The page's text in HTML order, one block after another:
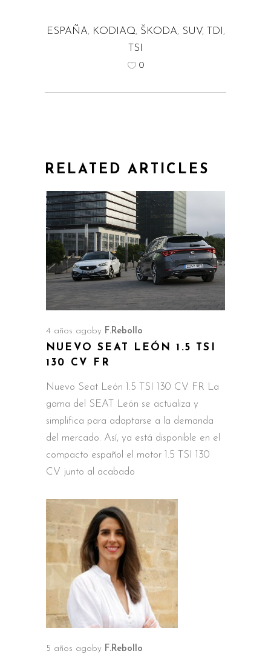
ESPAÑA, KODIAQ, ŠKODA, SUV, TDI ,
TSI
0
RELATED ARTICLES
4 años agoby F.Rebollo
NUEVO SEAT LEÓN 1.5 TSI
130 CV FR
Nuevo Seat León 1.5 TSI 130 CV FR La
gama del SEAT León se actualiza y
simplifica para adaptarse a la demanda
del mercado. Así, ya está disponible en el
compacto español el motor 1.5 TSI 130
CV junto al acabado
5 años agoby F.Rebollo